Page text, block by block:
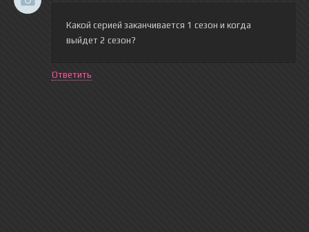
Какой серией заканчивается 1 сезон и когда
выйдет 2 сезон?
Ответить